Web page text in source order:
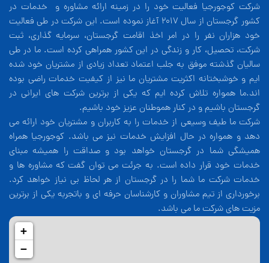
شرکت کوجورجیا فعالیت خود را در زمینه ارائه مشاوره و خدمات در
کشور گرجستان از سال 2017 آغاز نموده است. این شرکت در طی فعالیت
خود هزاران نفر را در امر اخذ اقامت گرجستان، سرمایه گذاری، ثبت
شرکت، تحصیل، کار و زندگی در این کشور همراهی کرده است. ما در طی
سالیان گذشته موفق به جلب اعتماد تعداد زیادی از مشتریان خود شده
ایم و خوشبختانه اکثریت مشتریان ما نیز از کیفیت خدمات راضی بوده
اند.ما همواره تلاش کرده ایم که یکی از برترین شرکت های ایرانی در
گرجستان باشیم و در کنار هموطنان عزیز خود باشیم.
شرکت ما طیف وسیعی از خدمات را به کاربران و مشتریان خود ارائه می
دهد و همواره در حال افزایش خدمات نیز می باشد. کوجورجیا همراه
همیشگی شما در گرجستان خواهد بود و صداقت را همیشه مبنای
خدمات خود قرار داده است. به جرئت می توان گفت که مشاوره ها و
خدمات شرکت ما شما را در گرجستان از هر لحاظ بی نیاز خواهد کرد.
برخورداری از تیم مشاوران و کارشناسان حرفه ای و باتجربه یکی از برترین
مزیت های شرکت ما می باشد.
+
−